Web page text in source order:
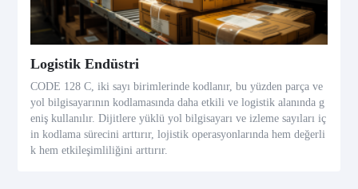
Logistik Endüstri
CODE 128 C, iki sayı birimlerinde kodlanır, bu yüzden parça ve
yol bilgisayarının kodlamasında daha etkili ve logistik alanında g
eniş kullanılır. Dijitlere yüklü yol bilgisayarı ve izleme sayıları iç
in kodlama sürecini arttırır, lojistik operasyonlarında hem değerli
k hem etkileşimliliğini arttırır.